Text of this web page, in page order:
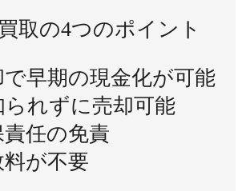
取の4つのポイント
早期の現金化が可能
られずに売却可能
任の免責
が不要